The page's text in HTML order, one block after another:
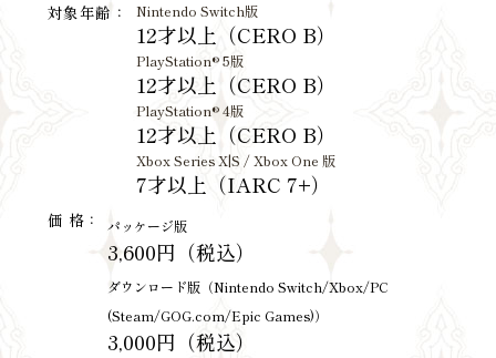
対象年齢： Nintendo Switch版
12才以上（CERO B）
PlayStation® 5版
12才以上（CERO B）
PlayStation® 4版
12才以上（CERO B）
Xbox Series X|S / Xbox One 版
7才以上（IARC 7+）
価 格： パッケージ版
3,600円（税込）
ダウンロード版（Nintendo Switch/Xbox/PC
(Steam/GOG.com/Epic Games)）
3,000円（税込）